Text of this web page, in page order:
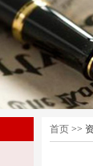
首页 >>